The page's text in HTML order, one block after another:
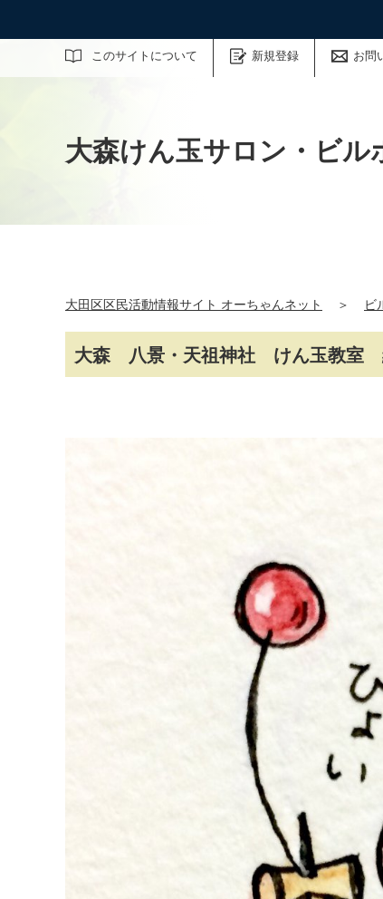
このサイトについて 新規登録 お問
サイト内検索
大森けん玉サロン・ビル
大田区区民活動情報サイト オーちゃんネット ＞ ビ
大森 八景・天祖神社 けん玉教室